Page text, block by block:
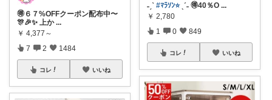
🉐６７%OFFクーポン配布中〜
🎊🎉✨ 上か ...
￥ 4,377～
7 2 1484
コレ いいね
˗ˏˋ #ﾏﾗｿﾝ⭐️ˎˊ˗ 🉐40％O ...
￥ 2,780
1 0 849
コレ いいね